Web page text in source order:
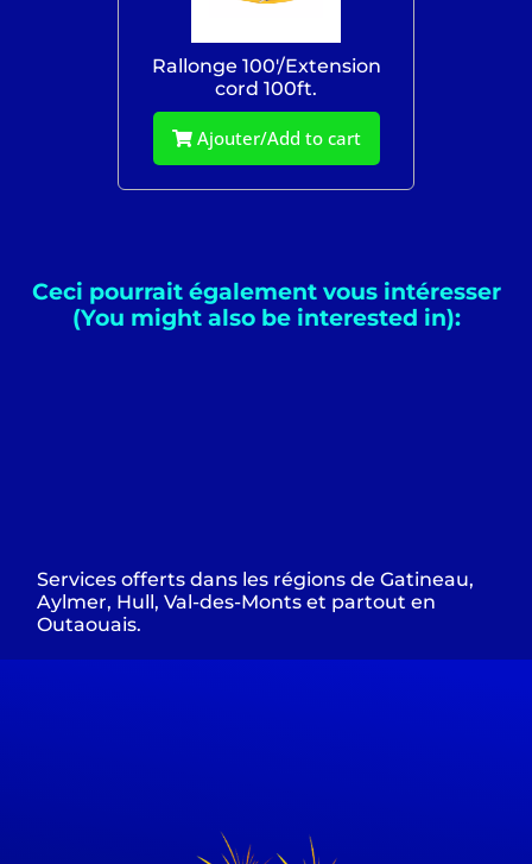
Rallonge 100'/Extension
cord 100ft.
Ajouter/Add to cart
Ceci pourrait également vous intéresser
(You might also be interested in):
Services offerts dans les régions de Gatineau,
Aylmer, Hull, Val-des-Monts et partout en
Outaouais.